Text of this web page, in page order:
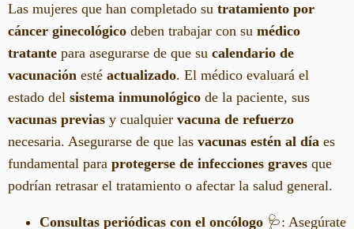
Las mujeres que han completado su tratamiento por
cáncer ginecológico deben trabajar con su médico
tratante para asegurarse de que su calendario de
vacunación esté actualizado. El médico evaluará el
estado del sistema inmunológico de la paciente, sus
vacunas previas y cualquier vacuna de refuerzo
necesaria. Asegurarse de que las vacunas estén al día es
fundamental para protegerse de infecciones graves que
podrían retrasar el tratamiento o afectar la salud general.
Consultas periódicas con el oncólogo 🩺: Asegúrate